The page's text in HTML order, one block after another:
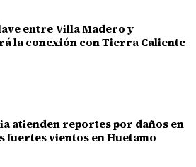
entre Villa Madero y
la conexión con Tierra Caliente
atienden reportes por daños en
fuertes vientos en Huetamo